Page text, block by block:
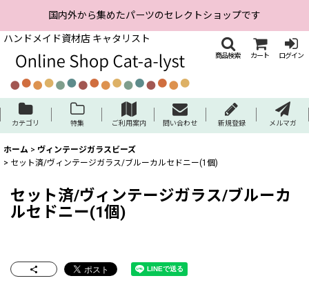
国内外から集めたパーツのセレクトショップです
ハンドメイド資材店 キャタリスト
商品検索 カート ログイン
カテゴリ 特集 ご利用案内 問い合わせ 新規登録 メルマガ
ホーム > ヴィンテージガラスビーズ
> セット済/ヴィンテージガラス/ブルーカルセドニー(1個)
セット済/ヴィンテージガラス/ブルーカ
ルセドニー(1個)